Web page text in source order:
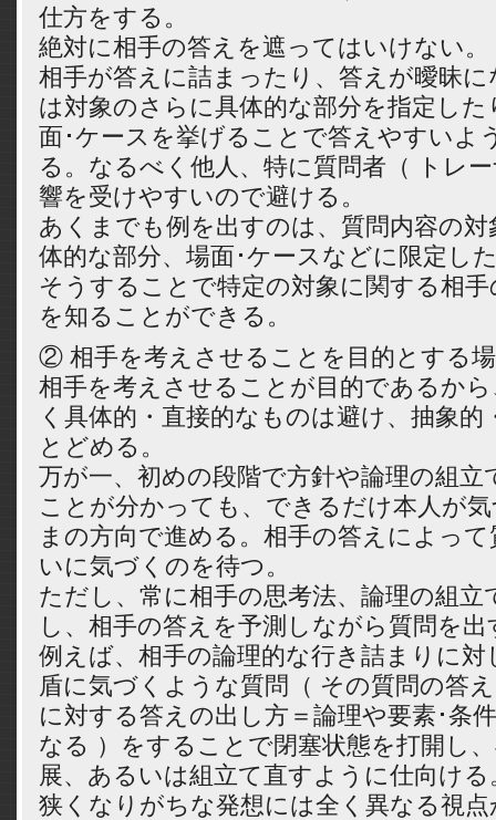
仕方をする。
絶対に相手の答えを遮ってはいけない。
相手が答えに詰まったり、答えが曖昧
は対象のさらに具体的な部分を指定した
面･ケースを挙げることで答えやすいよ
る。なるべく他人、特に質問者（ トレ
響を受けやすいので避ける。
あくまでも例を出すのは、質問内容の
体的な部分、場面･ケースなどに限定し
そうすることで特定の対象に関する相
を知ることができる。
② 相手を考えさせることを目的とする
相手を考えさせることが目的であるか
く具体的・直接的なものは避け、抽象的
とどめる。
万が一、初めの段階で方針や論理の組立
ことが分かっても、できるだけ本人が
まの方向で進める。相手の答えによっ
いに気づくのを待つ。
ただし、常に相手の思考法、論理の組立
し、相手の答えを予測しながら質問を
例えば、相手の論理的な行き詰まりに対
盾に気づくような質問（ その質問の答
に対する答えの出し方＝論理や要素･条
なる ）をすることで閉塞状態を打開し
展、あるいは組立て直すように仕向ける
狭くなりがちな発想には全く異なる視